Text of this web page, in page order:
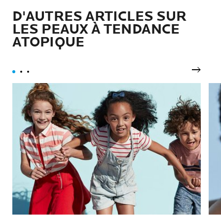
D'AUTRES ARTICLES SUR
LES PEAUX À TENDANCE
ATOPIQUE